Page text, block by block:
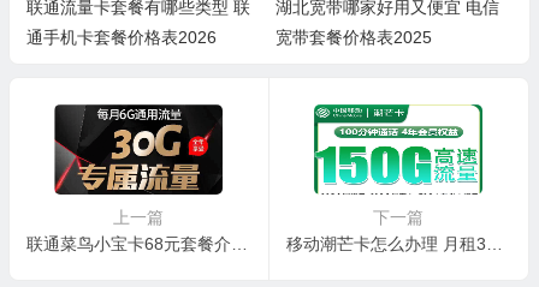
联通流量卡套餐有哪些类型 联
通手机卡套餐价格表2026
湖北宽带哪家好用又便宜 电信
宽带套餐价格表2025
上一篇
下一篇